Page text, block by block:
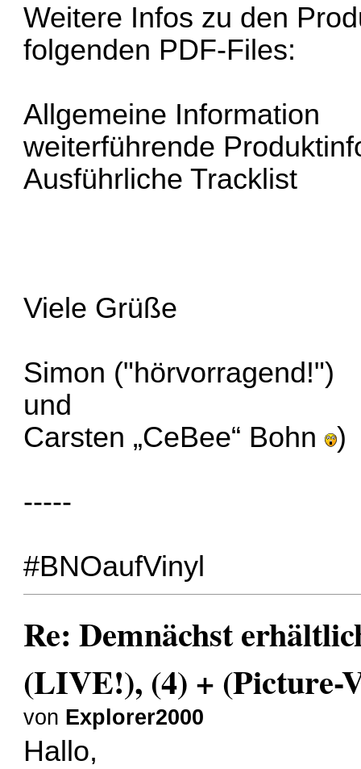
Weitere Infos zu den
folgenden PDF-Files:
Allgemeine Information
weiterführende
Ausführliche Tracklist
Viele Grüße
Simon ("hörvorragend!")
und
Carsten „CeBee“ Bohn )
-----
#BNOaufVinyl
Re: Demnächst
(LIVE!), (4) + (Picture-
von Explorer2000
Hallo,